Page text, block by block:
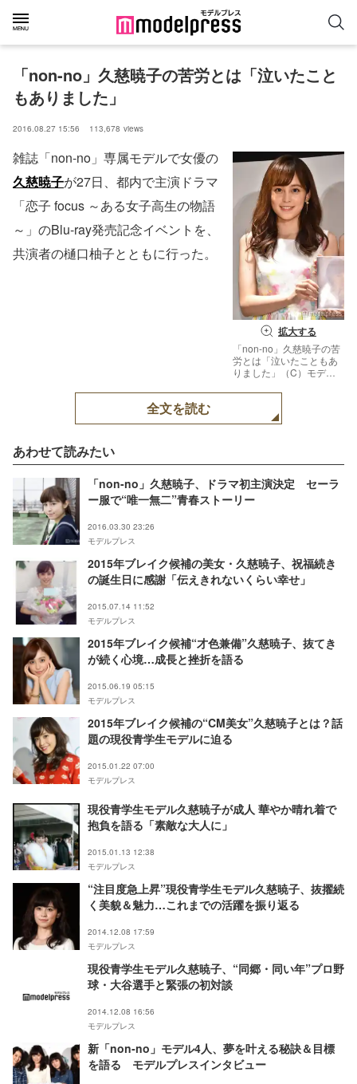
「non-no」久慈暁子の苦労とは「泣いたこと
もありました」
2016.08.27 15:56 113,678 views
拡大する
「non-no」久慈暁子の苦
労とは「泣いたこともあ
りました」（C）モデル
雑誌「non-no」専属モデルで女優の
久慈暁子が27日、都内で主演ドラマ
「恋子 focus ～ある女子高生の物語
～」のBlu-ray発売記念イベントを、
共演者の樋口柚子とともに行った。
全文を読む
あわせて読みたい
「non-no」久慈暁子、ドラマ初主演決定 セーラ
ー服で“唯一無二”青春ストーリー
2016.03.30 23:26
モデルプレス
2015年ブレイク候補の美女・久慈暁子、祝福続き
の誕生日に感謝「伝えきれないくらい幸せ」
2015.07.14 11:52
モデルプレス
2015年ブレイク候補“才色兼備”久慈暁子、抜てき
が続く心境…成長と挫折を語る
2015.06.19 05:15
モデルプレス
2015年ブレイク候補の“CM美女”久慈暁子とは？話
題の現役青学生モデルに迫る
2015.01.22 07:00
モデルプレス
現役青学生モデル久慈暁子が成人 華やか晴れ着で
抱負を語る「素敵な大人に」
2015.01.13 12:38
モデルプレス
“注目度急上昇”現役青学生モデル久慈暁子、抜擢続
く美貌＆魅力…これまでの活躍を振り返る
2014.12.08 17:59
モデルプレス
現役青学生モデル久慈暁子、“同郷・同い年”プロ野
球・大谷選手と緊張の初対談
2014.12.08 16:56
モデルプレス
新「non‐no」モデル4人、夢を叶える秘訣＆目標
を語る モデルプレスインタビュー